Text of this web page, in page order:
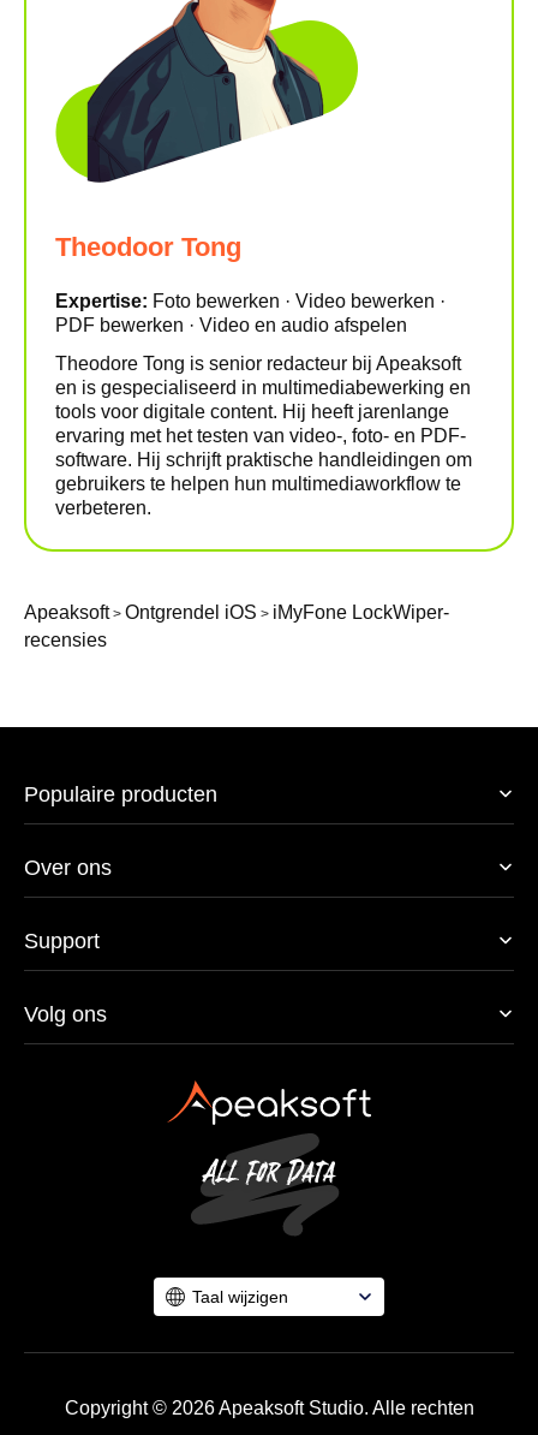
Theodoor Tong
Expertise: Foto bewerken · Video bewerken ·
PDF bewerken · Video en audio afspelen
Theodore Tong is senior redacteur bij Apeaksoft
en is gespecialiseerd in multimediabewerking en
tools voor digitale content. Hij heeft jarenlange
ervaring met het testen van video-, foto- en PDF-
software. Hij schrijft praktische handleidingen om
gebruikers te helpen hun multimediaworkflow te
verbeteren.
Apeaksoft> Ontgrendel iOS > iMyFone LockWiper-
recensies
Populaire producten
Over ons
Support
Volg ons
Taal wijzigen
Copyright © 2026 Apeaksoft Studio. Alle rechten